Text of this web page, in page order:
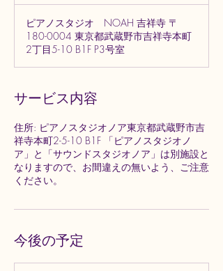
ピアノスタジオ NOAH 吉祥寺 〒
180-0004 東京都武蔵野市吉祥寺本町
2丁目5-10 B1F P3号室
サービス内容
住所: ピアノスタジオノア東京都武蔵野市吉
祥寺本町2-5-10 B1F 「ピアノスタジオノ
ア」と「サウンドスタジオノア」は別施設と
なりますので、お間違えの無いよう、ご注意
ください。
今後の予定